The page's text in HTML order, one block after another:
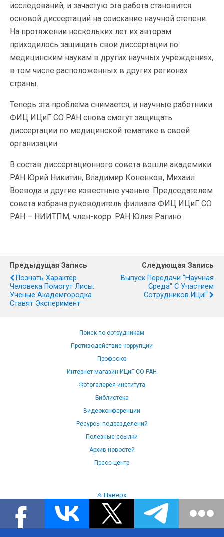
исследований, и зачастую эта работа становится
основой диссертаций на соискание научной степени.
На протяжении нескольких лет их авторам
приходилось защищать свои диссертации по
медицинским наукам в других научных учреждениях,
в том числе расположенных в других регионах
страны.
Теперь эта проблема снимается, и научные работники
ФИЦ ИЦиГ СО РАН снова смогут защищать
диссертации по медицинской тематике в своей
организации.
В состав диссертационного совета вошли академики
РАН Юрий Никитин, Владимир Коненков, Михаил
Воевода и другие известные ученые. Председателем
совета избрана руководитель филиала ФИЦ ИЦиГ СО
РАН – НИИТПМ, член-корр. РАН Юлия Рагино.
Предыдущая Запись
Познать Характер
Человека Помогут Лисы:
Ученые Академгородка
Ставят Эксперимент
Следующая Запись
Выпуск Передачи "Научная
Среда" С Участием
Сотрудников ИЦиГ
Поиск по сотрудникам
Противодействие коррупции
Профсоюз
Интернет-магазин ИЦиГ СО РАН
Фотогалерея института
Библиотека
Видеоконференции
Ресурсы подразделений
Полезные ссылки
Архив новостей
Пресс-центр
Наверх